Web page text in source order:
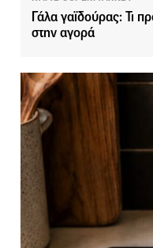
Γάλα γαϊδούρας: Τι
στην αγορά